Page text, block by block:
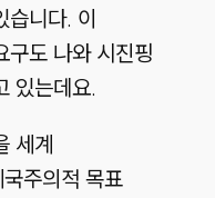
니다. 이
구도 나와 시진핑
있는데요.
세계
주의적 목표